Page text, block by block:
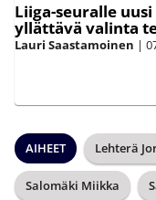
Liiga-seuralle
yllättävä valinta
Lauri Saastamoinen |
AIHEET Lehterä
Salomäki Miikka